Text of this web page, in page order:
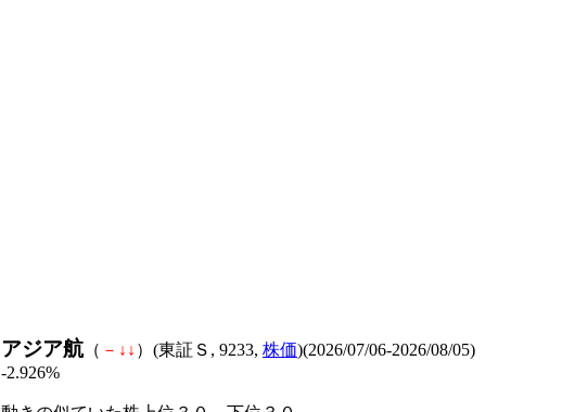
アジア航（ － ↓ ↓ ）(東証Ｓ, 9233, 株価)(2026/07/06-2026/08/05)
-2.926%